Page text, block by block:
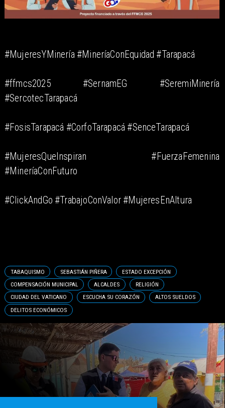
#MujeresYMinería #MineríaConEquidad #Tarapacá
#ffmcs2025 #SernamEG #SeremiMinería
#SercotecTarapacá
#FosisTarapacá #CorfoTarapacá #SenceTarapacá
#MujeresQueInspiran #FuerzaFemenina
#MineríaConFuturo
#ClickAndGo #TrabajoConValor #MujeresEnAltura
TABAQUISMO SEBASTIÁN PIÑERA
ESTADO EXCEPCIÓN
COMPENSACIÓN MUNICIPAL
ALCALDES
RELIGIÓN
CIUDAD DEL VATICANO
ESCUCHA SU CORAZÓN
ALTOS SUELDOS
DELITOS ECONÓMICOS